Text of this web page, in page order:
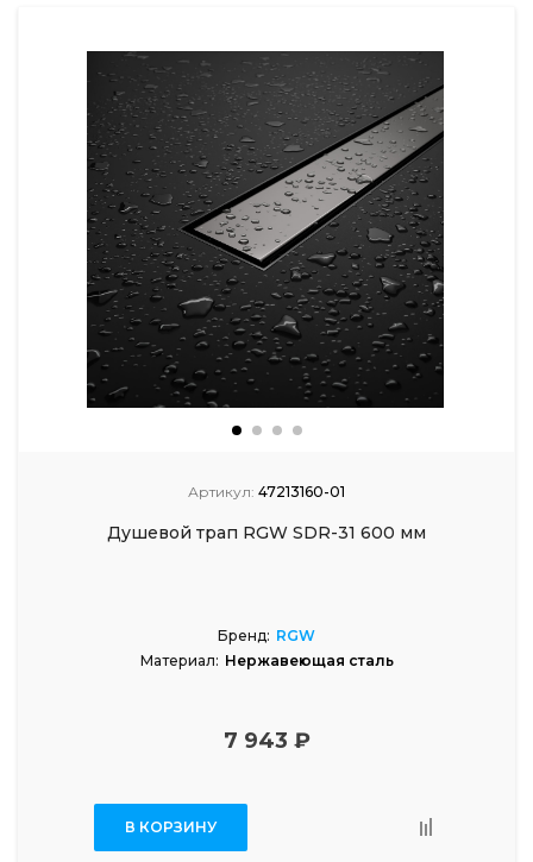
Артикул: 47213160-01
Душевой трап RGW SDR-31 600 мм
Бренд: RGW
Материал: Нержавеющая сталь
7 943 ₽
В КОРЗИНУ